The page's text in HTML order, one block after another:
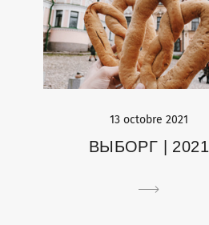
13 octobre 2021
ВЫБОРГ | 2021